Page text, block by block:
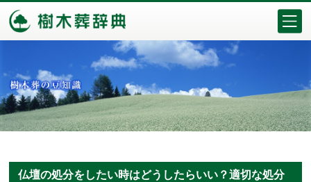
仏壇の処分をしたい時はどうしたらいい？適切な処分